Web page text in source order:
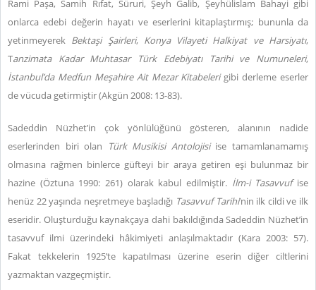
Rami Paşa, Samih Rıfat, Süruri, Şeyh Galib, Şeyhülislam Bahayi gibi
onlarca edebi değerin hayatı ve eserlerini kitaplaştırmış; bununla da
yetinmeyerek Bektaşi Şairleri, Konya Vilayeti Halkiyat ve Harsiyatı,
Tanzimata Kadar Muhtasar Türk Edebiyatı Tarihi ve Numuneleri,
İstanbul’da Medfun Meşahire Ait Mezar Kitabelerigibi derleme eserler
de vücuda getirmiştir (Akgün 2008: 13-83).
Sadeddin Nüzhet’in çok yönlülüğünü gösteren, alanının nadide
eserlerinden biri olan
Türk Musikisi Antolojisiise tamamlanamamış
olmasına rağmen binlerce güfteyi bir araya getiren eşi bulunmaz bir
hazine (Öztuna 1990: 261) olarak kabul edilmiştir. İlm-i Tasavvufise
henüz 22 yaşında neşretmeye başladığı Tasavvuf Tarihi’nin ilk cildi ve ilk
eseridir. Oluşturduğu kaynakçaya dahi bakıldığında Sadeddin Nüzhet’in
tasavvuf ilmi üzerindeki hâkimiyeti anlaşılmaktadır (Kara 2003: 57).
Fakat tekkelerin 1925’te kapatılması üzerine eserin diğer ciltlerini
yazmaktan vazgeçmiştir.